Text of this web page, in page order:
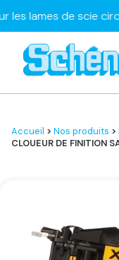
de scie
Accueil > Nos produits >
CLOUEUR DE FINITION